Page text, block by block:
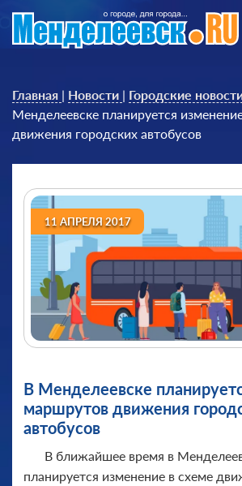
Главная | Новости | Городские
Менделеевске планируется
движения городских автобусов
11 АПРЕЛЯ 2017
В Менделеевске
маршрутов движения
автобусов
В ближайшее время в
планируется изменение в схеме